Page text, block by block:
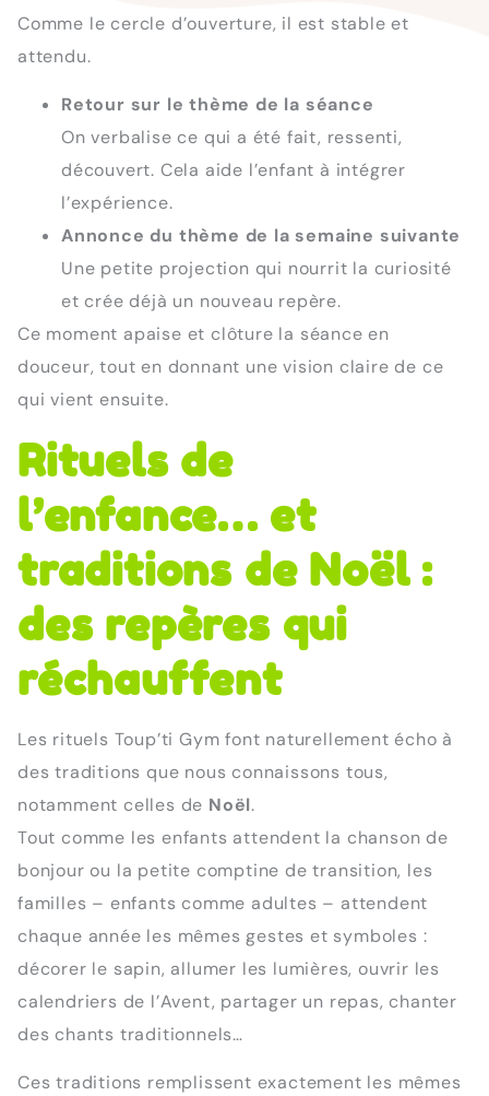
Comme le cercle d’ouverture, il est stable et
attendu.
Retour sur le thème de la séance
On verbalise ce qui a été fait, ressenti,
découvert. Cela aide l’enfant à intégrer
l’expérience.
Annonce du thème de la semaine suivante
Une petite projection qui nourrit la curiosité
et crée déjà un nouveau repère.
Ce moment apaise et clôture la séance en
douceur, tout en donnant une vision claire de ce
qui vient ensuite.
Rituels de
l’enfance… et
traditions de Noël :
des repères qui
réchauffent
Les rituels Toup’ti Gym font naturellement écho à
des traditions que nous connaissons tous,
notamment celles de Noël.
Tout comme les enfants attendent la chanson de
bonjour ou la petite comptine de transition, les
familles – enfants comme adultes – attendent
chaque année les mêmes gestes et symboles :
décorer le sapin, allumer les lumières, ouvrir les
calendriers de l’Avent, partager un repas, chanter
des chants traditionnels…
Ces traditions remplissent exactement les mêmes